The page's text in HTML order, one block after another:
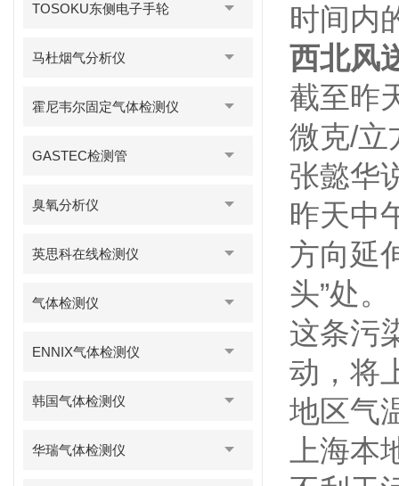
TOSOKU东侧电子手轮
马杜烟气分析仪
霍尼韦尔固定气体检测仪
GASTEC检测管
臭氧分析仪
英思科在线检测仪
气体检测仪
ENNIX气体检测仪
韩国气体检测仪
华瑞气体检测仪
时间内
西北风
截至昨
微克/立
张懿华
昨天中
方向延
头”处。
这条污
动，将
地区气
上海